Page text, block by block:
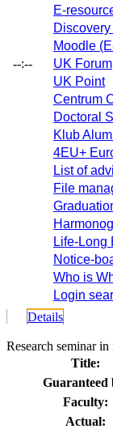
--:--
E-
Moodle
UK Forum
UK Point
Centrum
Doctoral
Klub
4EU+
List of
File
Life-Long
Notice-
Who is
Login
Details
Research seminar
Title:
Guaranteed
Faculty:
Actual: